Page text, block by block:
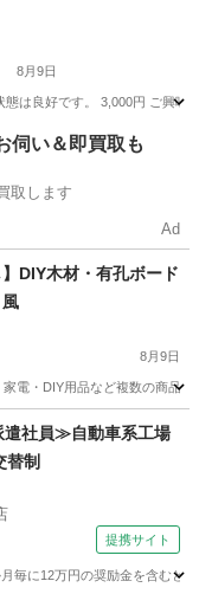
8月9日
は良好です。 3,000円 ご興味
伺い＆即買取も
取します
Ad
DIY木材・有孔ボード
8月9日
・DIY用品など複数の商品
社員≫自動車系工場
替制
提携サイト
毎に12万円の奨励金を含む